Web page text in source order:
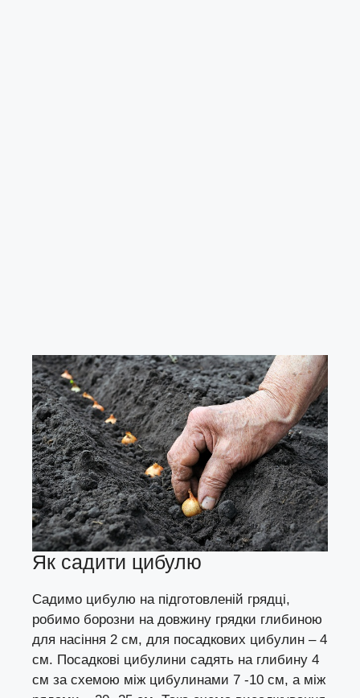
Як садити цибулю
Садимо цибулю на підготовленій грядці,
робимо борозни на довжину грядки глибиною
для насіння 2 см, для посадкових цибулин – 4
см. Посадкові цибулини садять на глибину 4
см за схемою між цибулинами 7 -10 см, а між